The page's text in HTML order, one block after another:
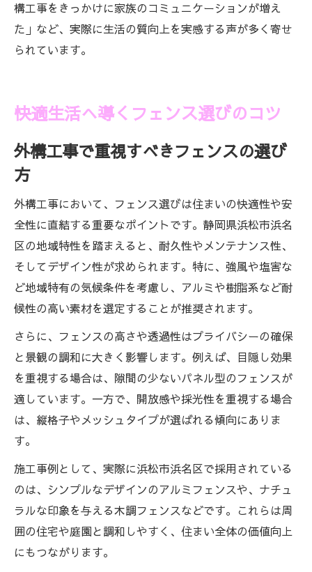
構工事をきっかけに家族のコミュニケーションが増え
た」など、実際に生活の質向上を実感する声が多く寄せ
られています。
快適生活へ導くフェンス選びのコツ
外構工事で重視すべきフェンスの選び
方
外構工事において、フェンス選びは住まいの快適性や安
全性に直結する重要なポイントです。静岡県浜松市浜名
区の地域特性を踏まえると、耐久性やメンテナンス性、
そしてデザイン性が求められます。特に、強風や塩害な
ど地域特有の気候条件を考慮し、アルミや樹脂系など耐
候性の高い素材を選定することが推奨されます。
さらに、フェンスの高さや透過性はプライバシーの確保
と景観の調和に大きく影響します。例えば、目隠し効果
を重視する場合は、隙間の少ないパネル型のフェンスが
適しています。一方で、開放感や採光性を重視する場合
は、縦格子やメッシュタイプが選ばれる傾向にありま
す。
施工事例として、実際に浜松市浜名区で採用されている
のは、シンプルなデザインのアルミフェンスや、ナチュ
ラルな印象を与える木調フェンスなどです。これらは周
囲の住宅や庭園と調和しやすく、住まい全体の価値向上
にもつながります。